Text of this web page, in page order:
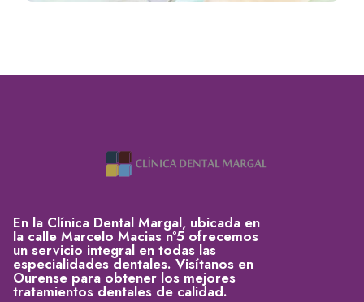
En la Clínica Dental Margal, ubicada en
la calle Marcelo Macias nº5 ofrecemos
un servicio integral en todas las
especialidades dentales. Visítanos en
Ourense para obtener los mejores
tratamientos dentales de calidad.